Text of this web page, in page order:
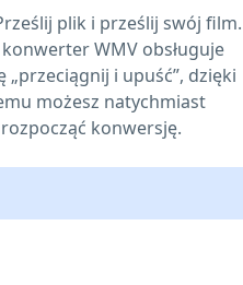
plik i prześlij swój film.
konwerter WMV obsługuje
„przeciągnij i upuść”, dzięki
możesz natychmiast
rozpocząć konwersję.